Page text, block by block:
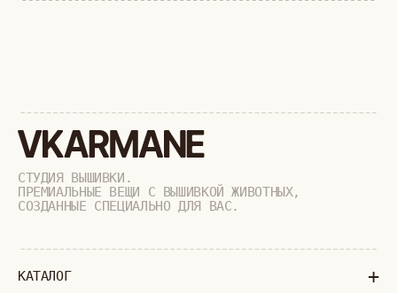
ПОКУПАТЕЛЯМ
ДОСТАВКА И ОПЛАТА
ВОЗВРАТ И ОБМЕН
ОТЗЫВЫ